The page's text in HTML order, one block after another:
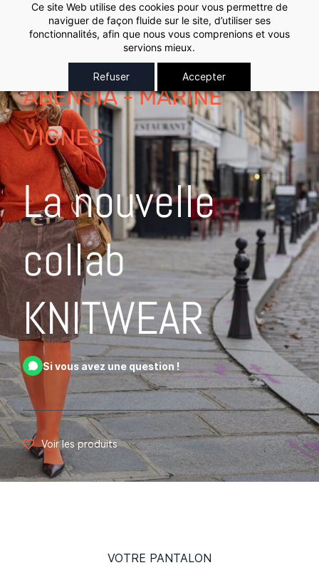
Ce site Web utilise des cookies pour vous permettre de
naviguer de façon fluide sur le site, d’utiliser ses
fonctionnalités, afin que nous vous comprenions et vous
servions mieux.
Refuser Accepter
Skip to
content
ABENSIA - MARINE
VIGNES
La nouvelle
collab
​KNITWEAR
Si vous avez une question !
Voir les produits
VOTRE PANTALON